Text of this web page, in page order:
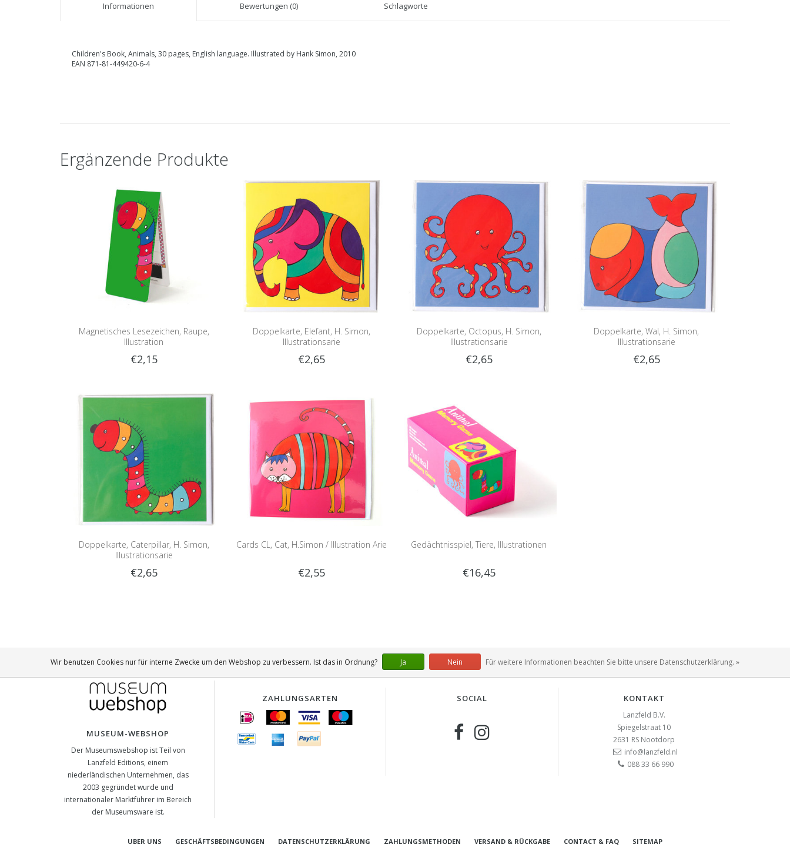
Informationen Bewertungen (0) Schlagworte
Children's Book, Animals, 30 pages, English language. Illustrated by Hank Simon, 2010
EAN 871-81-449420-6-4
Ergänzende Produkte
Magnetisches Lesezeichen, Raupe,
Illustration
€2,15
Doppelkarte, Elefant, H. Simon,
Illustrationsarie
€2,65
Doppelkarte, Octopus, H. Simon,
Illustrationsarie
€2,65
Doppelkarte, Wal, H. Simon,
Illustrationsarie
€2,65
Doppelkarte, Caterpillar, H. Simon,
Illustrationsarie
€2,65
Cards CL, Cat, H.Simon / Illustration Arie
€2,55
Gedächtnisspiel, Tiere, Illustrationen
€16,45
MUSEUM-WEBSHOP
Der Museumswebshop ist Teil von
Lanzfeld Editions, einem
niederländischen Unternehmen, das
2003 gegründet wurde und
internationaler Marktführer im Bereich
der Museumsware ist.
ZAHLUNGSARTEN SOCIAL KONTAKT
Lanzfeld B.V.
Spiegelstraat 10
2631 RS Nootdorp
info@lanzfeld.nl
088 33 66 990
UBER UNS GESCHÄFTSBEDINGUNGEN DATENSCHUTZERKLÄRUNG ZAHLUNGSMETHODEN VERSAND & RÜCKGABE CONTACT & FAQ SITEMAP
Wir benutzen Cookies nur für interne Zwecke um den Webshop zu verbessern. Ist das in Ordnung? Ja Nein Für weitere Informationen beachten Sie bitte unsere Datenschutzerklärung. »